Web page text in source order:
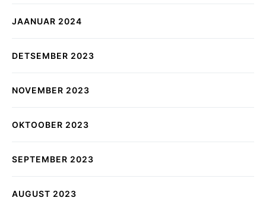
JAANUAR 2024
DETSEMBER 2023
NOVEMBER 2023
OKTOOBER 2023
SEPTEMBER 2023
AUGUST 2023